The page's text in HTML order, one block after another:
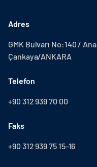
Adres
GMK Bulvarı No:140 /
Çankaya/ANKARA
Telefon
+90 312 939 70 00
Faks
+90 312 939 75 15-16